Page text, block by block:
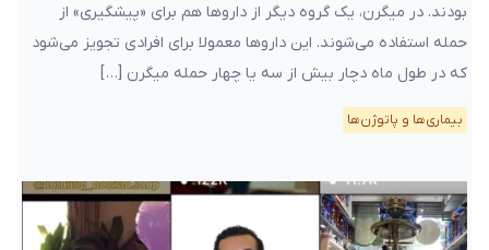
بودند. در میگرن، یک گروه دیگر از داروها هم برای «پیشگیری» از
حمله استفاده می‌شوند. این داروها معمولا برای افرادی تجویز می‌شود
که در طول ماه دچار بیش از سه یا چهار حمله میگرن […]
بیماری‌ها و پاتوژن‌ها